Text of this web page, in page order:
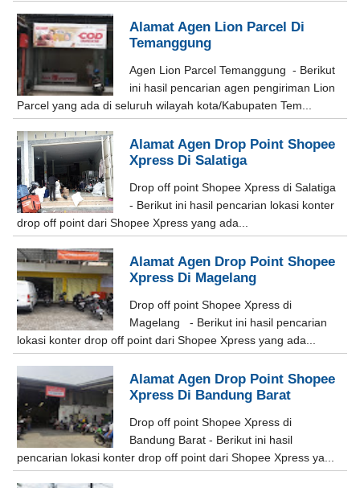
Alamat Agen Lion Parcel Di
Temanggung
Agen Lion Parcel Temanggung - Berikut
ini hasil pencarian agen pengiriman Lion
Parcel yang ada di seluruh wilayah kota/Kabupaten Tem...
Alamat Agen Drop Point Shopee
Xpress Di Salatiga
Drop off point Shopee Xpress di Salatiga
- Berikut ini hasil pencarian lokasi konter
drop off point dari Shopee Xpress yang ada...
Alamat Agen Drop Point Shopee
Xpress Di Magelang
Drop off point Shopee Xpress di
Magelang - Berikut ini hasil pencarian
lokasi konter drop off point dari Shopee Xpress yang ada...
Alamat Agen Drop Point Shopee
Xpress Di Bandung Barat
Drop off point Shopee Xpress di
Bandung Barat - Berikut ini hasil
pencarian lokasi konter drop off point dari Shopee Xpress ya...